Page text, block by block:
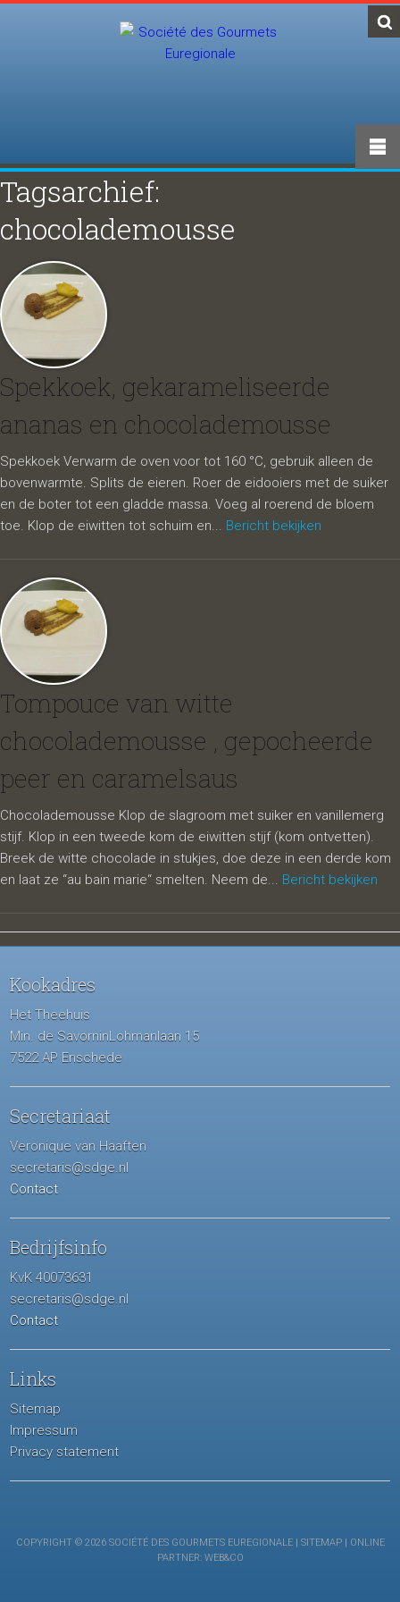
Tagsarchief:
chocolademousse
Spekkoek, gekarameliseerde
ananas en chocolademousse
Spekkoek Verwarm de oven voor tot 160 °C, gebruik alleen de
bovenwarmte. Splits de eieren. Roer de eidooiers met de suiker
en de boter tot een gladde massa. Voeg al roerend de bloem
toe. Klop de eiwitten tot schuim en... Bericht bekijken
Tompouce van witte
chocolademousse , gepocheerde
peer en caramelsaus
Chocolademousse Klop de slagroom met suiker en vanillemerg
stijf. Klop in een tweede kom de eiwitten stijf (kom ontvetten).
Breek de witte chocolade in stukjes, doe deze in een derde kom
en laat ze “au bain marie“ smelten. Neem de... Bericht bekijken
Kookadres
Het Theehuis
Min. de SavorninLohmanlaan 15
7522 AP Enschede
Secretariaat
Veronique van Haaften
secretaris@sdge.nl
Contact
Bedrijfsinfo
KvK 40073631
secretaris@sdge.nl
Contact
Links
Sitemap
Impressum
Privacy statement
COPYRIGHT © 2026 SOCIÉTÉ DES GOURMETS EUREGIONALE | SITEMAP| ONLINE
PARTNER: WEB&CO